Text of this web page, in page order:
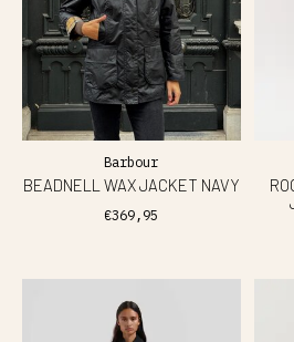
Barbour
BEADNELL WAX JACKET NAVY
€369,95